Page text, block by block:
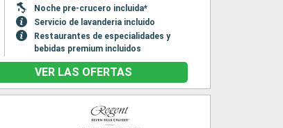
Noche pre-crucero incluida*
Servicio de lavanderia incluido
Restaurantes de especialidades y
bebidas premium incluidos
VER LAS OFERTAS